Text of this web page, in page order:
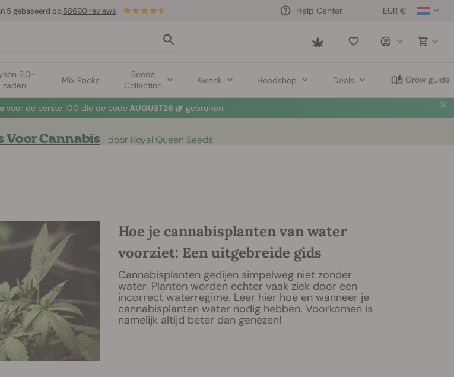
EUR €
Help Center
Saved
2.0-
zaden
Mix Packs
Seeds
Collection
Kweek Headshop Deals Grow guide
5 gebaseerd op 58690 reviews
voor de eerste 100 die de code AUGUST26 🌿 gebruiken
Voor Cannabis door Royal Queen Seeds
Hoe je cannabisplanten van water
voorziet: Een uitgebreide gids
Cannabisplanten gedijen simpelweg niet zonder
water. Planten worden echter vaak ziek door een
incorrect waterregime. Leer hier hoe en wanneer je
cannabisplanten water nodig hebben. Voorkomen is
namelijk altijd beter dan genezen!